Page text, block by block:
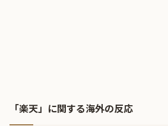
「楽天」に関する海外の反応